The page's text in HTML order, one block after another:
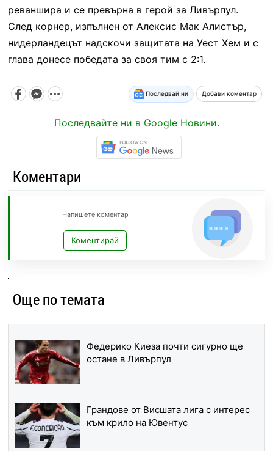
реваншира и се превърна в герой за Ливърпул.
След корнер, изпълнен от Алексис Мак Алистър,
нидерландецът надскочи защитата на Уест Хем и с
глава донесе победата за своя тим с 2:1.
Последвай ни Добави коментар
Последвайте ни в Google Новини.
Коментари
Напишете коментар
Коментирай
Още по темата
Федерико Киеза почти сигурно ще
остане в Ливърпул
Грандове от Висшата лига с интерес
към крило на Ювентус